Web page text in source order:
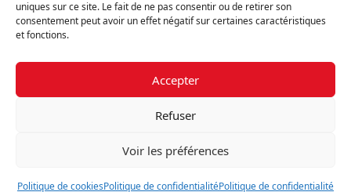
uniques sur ce site. Le fait de ne pas consentir ou de retirer son
consentement peut avoir un effet négatif sur certaines caractéristiques
et fonctions.
Accepter
Refuser
Voir les préférences
Politique de cookiesPolitique de confidentialitéPolitique de confidentialité
Politique de confidentialité
RGPD
Nous contacter
Buffon - 75014 Paris